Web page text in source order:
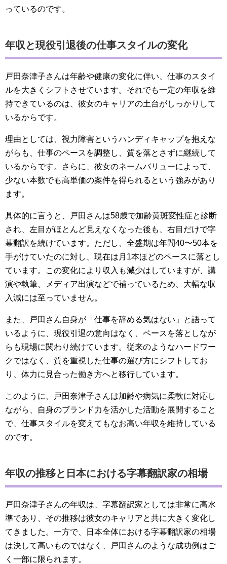
っているのです。
年収と現役引退後の仕事スタイルの変化
戸田奈津子さんは年齢や健康の変化に伴い、仕事のスタイ
ルを大きくシフトさせています。それでも一定の年収を維
持できているのは、彼女のキャリアの土台がしっかりして
いるからです。
理由としては、視力障害というハンディキャップを抱えな
がらも、仕事のペースを調整し、質を落とさずに継続して
いるからです。さらに、彼女のネームバリューによって、
少ない本数でも高単価の案件を得られるという強みがあり
ます。
具体的に言うと、戸田さんは58歳で加齢黄斑変性症と診断
され、左目がほとんど見えなくなった後も、右目だけで字
幕翻訳を続けています。ただし、全盛期は年間40〜50本を
手がけていたのに対し、現在は月1本ほどのペースに落とし
ています。この変化により収入も減少はしていますが、講
演や執筆、メディア出演などで補っているため、大幅な収
入減には至っていません。
また、戸田さん自身が「仕事を辞める気はない」と語って
いるように、現役引退の意向はなく、ペースを落としなが
らも現場に関わり続けています。従来のようなハードワー
クではなく、質を重視した仕事の選び方にシフトしてお
り、体力に見合った働き方へと移行しています。
このように、戸田奈津子さんは加齢や病気に柔軟に対応し
ながら、自身のブランド力を活かした活動を展開すること
で、仕事スタイルを変えてもなお高い年収を維持している
のです。
年収の推移と日本における字幕翻訳家の相場
戸田奈津子さんの年収は、字幕翻訳家としては非常に高水
準であり、その推移は彼女のキャリアと共に大きく変化し
てきました。一方で、日本全体における字幕翻訳家の相場
は決して高いものではなく、戸田さんのような成功例はご
く一部に限られます。